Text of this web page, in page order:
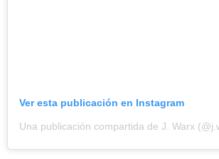
Ver esta publicación en Instagram
Una publicación compartida de J. Warx